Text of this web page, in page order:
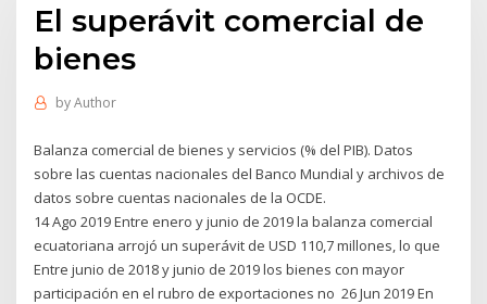
El superávit comercial de
bienes
byAuthor
Balanza comercial de bienes y servicios (% del PIB). Datos
sobre las cuentas nacionales del Banco Mundial y archivos de
datos sobre cuentas nacionales de la OCDE.
14 Ago 2019 Entre enero y junio de 2019 la balanza comercial
ecuatoriana arrojó un superávit de USD 110,7 millones, lo que
Entre junio de 2018 y junio de 2019 los bienes con mayor
participación en el rubro de exportaciones no 26 Jun 2019 En